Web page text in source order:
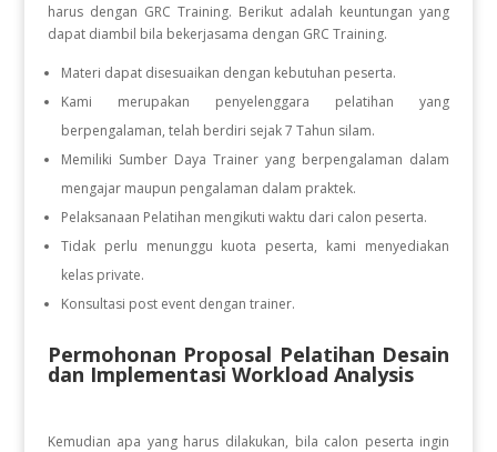
harus dengan GRC Training. Berikut adalah keuntungan yang
dapat diambil bila bekerjasama dengan GRC Training.
Materi dapat disesuaikan dengan kebutuhan peserta.
Kami merupakan penyelenggara pelatihan yang
berpengalaman, telah berdiri sejak 7 Tahun silam.
Memiliki Sumber Daya Trainer yang berpengalaman dalam
mengajar maupun pengalaman dalam praktek.
Pelaksanaan Pelatihan mengikuti waktu dari calon peserta.
Tidak perlu menunggu kuota peserta, kami menyediakan
kelas private.
Konsultasi post event dengan trainer.
Permohonan Proposal Pelatihan Desain
dan Implementasi Workload Analysis
Kemudian apa yang harus dilakukan, bila calon peserta ingin